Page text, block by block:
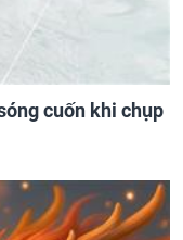
cuốn khi chụp